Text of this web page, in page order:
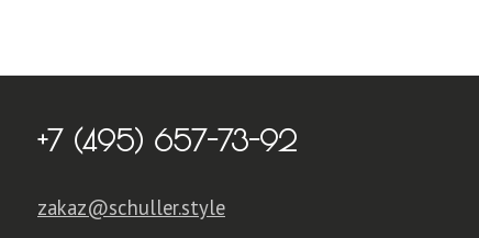
+7 (495) 657-73-92
zakaz@schuller.style